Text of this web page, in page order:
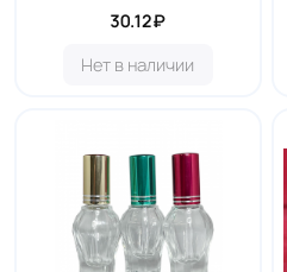
30.12₽
Нет в наличии